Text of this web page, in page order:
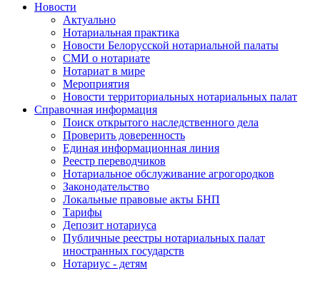
Новости
Актуально
Нотариальная практика
Новости Белорусской нотариальной палаты
СМИ о нотариате
Нотариат в мире
Мероприятия
Новости территориальных нотариальных палат
Справочная информация
Поиск открытого наследственного дела
Проверить доверенность
Единая информационная линия
Реестр переводчиков
Нотариальное обслуживание агрогородков
Законодательство
Локальные правовые акты БНП
Тарифы
Депозит нотариуса
Публичные реестры нотариальных палат
иностранных государств
Нотариус - детям